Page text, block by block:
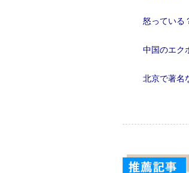
怒っている
中国のエク
北京で著名